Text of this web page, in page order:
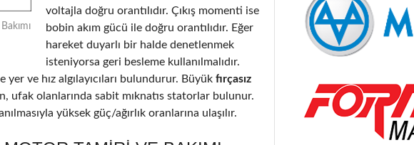
voltajla doğru orantılıdır. Çıkış momenti ise
bobin akım gücü ile doğru orantılıdır. Eğer
hareket duyarlı bir halde denetlenmek
isteniyorsa geri besleme kullanılmalıdır.
ve hız algılayıcıları bulundurur. Büyük fırçasız
ufak olanlarında sabit mıknatıs statorlar bulunur.
yüksek güç/ağırlık oranlarına ulaşılır.